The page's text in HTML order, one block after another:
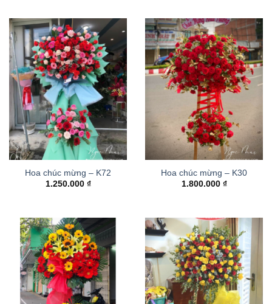
Hoa chúc mừng – K72
1.250.000 ₫
Hoa chúc mừng – K30
1.800.000 ₫